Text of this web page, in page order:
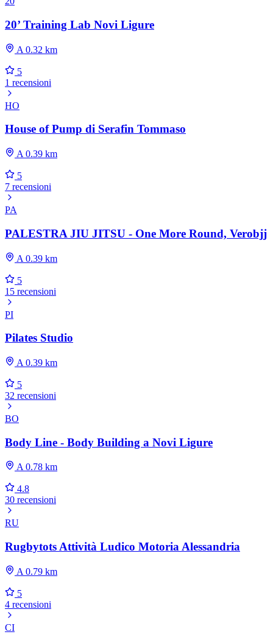
20’ Training Lab Novi Ligure
A 0.32 km
5
1 recensioni
HO
House of Pump di Serafin Tommaso
A 0.39 km
5
7 recensioni
PA
PALESTRA JIU JITSU - One More Round, Verobjj
A 0.39 km
5
15 recensioni
PI
Pilates Studio
A 0.39 km
5
32 recensioni
BO
Body Line - Body Building a Novi Ligure
A 0.78 km
4.8
30 recensioni
RU
Rugbytots Attività Ludico Motoria Alessandria
A 0.79 km
5
4 recensioni
CI